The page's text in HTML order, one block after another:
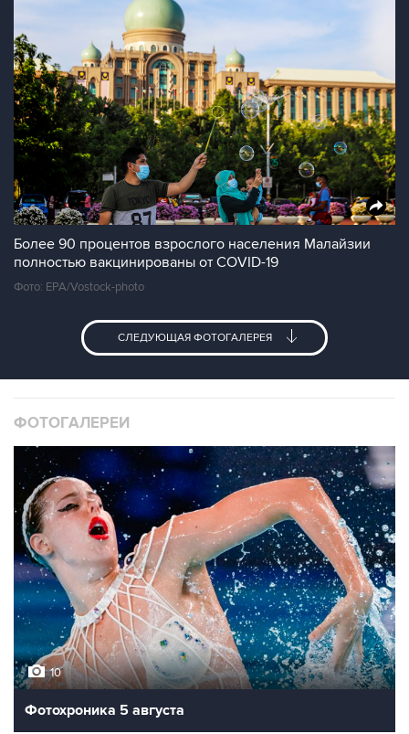
Более 90 процентов взрослого населения Малайзии
полностью вакцинированы от COVID-19
Фото: EPA/Vostock-photo
СЛЕДУЮЩАЯ ФОТОГАЛЕРЕЯ
ФОТОГАЛЕРЕИ
10
Фотохроника 5 августа